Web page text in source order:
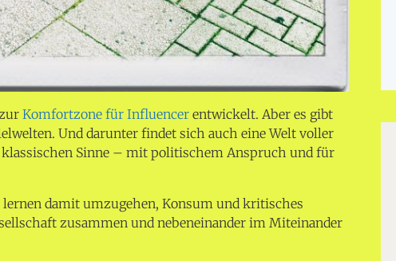
zurKomfortzone für Influencer entwickelt. Aber es gibt
Und darunter findet sich auch eine Welt voller
Sinne – mit politischem Anspruch und für
damit umzugehen, Konsum und kritisches
zusammen und nebeneinander im Miteinander